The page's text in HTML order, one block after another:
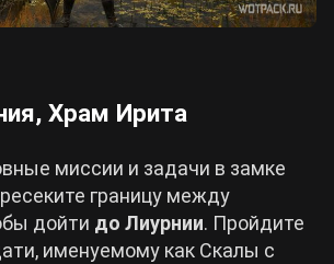
Храм Ирита
миссии и задачи в замке
границу между
дойти до Лиурнии. Пройдите
именуемому как Скалы с